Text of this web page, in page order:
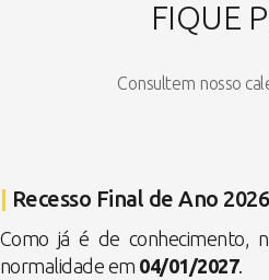
FIQUE
Consultem nosso
Recesso Final de Ano
Como já é de conhecimento,
normalidade em 04/01/2027.